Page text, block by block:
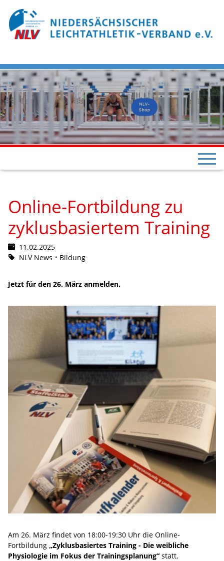
Online-Fortbildung zu
zyklusbasiertem Training
11.02.2025
NLV News
Bildung
Jetzt für den 26. März anmelden.
Am 26. März findet von 18:00-19:30 Uhr die Online-
Fortbildung „Zyklusbasiertes Training - Die weibliche
Physiologie im Fokus der Trainingsplanung“ statt.